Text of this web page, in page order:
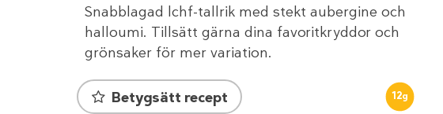
Snabblagad lchf-tallrik med stekt aubergine och
halloumi. Tillsätt gärna dina favoritkryddor och
grönsaker för mer variation.
Betygsätt recept 12g